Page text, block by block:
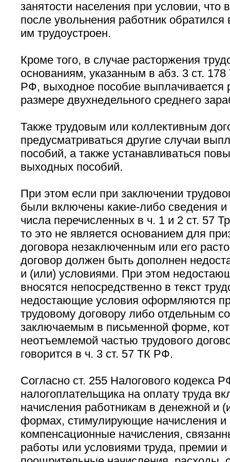
занятости населения при условии, что
после увольнения работник обратился
им трудоустроен.
Кроме того, в случае расторжения
основаниям, указанным в абз. 3 ст. 178
РФ, выходное пособие выплачивается
размере двухнедельного среднего
Также трудовым или коллективным
предусматриваться другие случаи
пособий, а также устанавливаться
выходных пособий.
При этом если при заключении
были включены какие-либо сведения и
числа перечисленных в ч. 1 и 2 ст. 57
то это не является основанием для
договора незаключенным или его
договор должен быть дополнен
и (или) условиями. При этом
вносятся непосредственно в текст
недостающие условия оформляются
трудовому договору либо отдельным
заключаемым в письменной форме,
неотъемлемой частью трудового
говорится в ч. 3 ст. 57 ТК РФ.
Согласно ст. 255 Налогового кодекса
налогоплательщика на оплату труда
начисления работникам в денежной и
формах, стимулирующие начисления и
компенсационные начисления,
работы или условиями труда, премии